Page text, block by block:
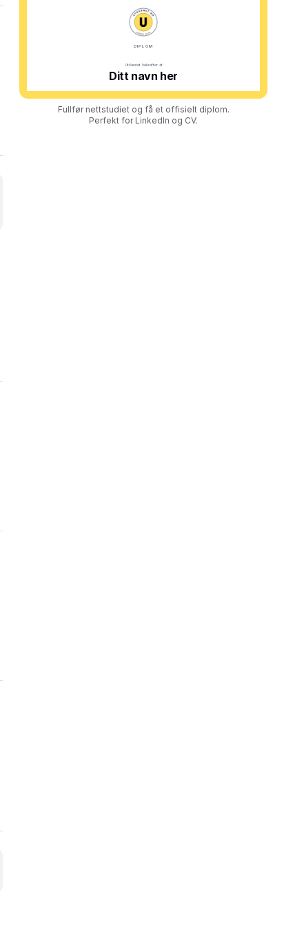
Fullfør nettstudiet og få et offisielt diplom.
Perfekt for LinkedIn og CV.